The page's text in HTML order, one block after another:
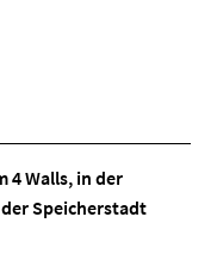
4 Walls, in der
der Speicherstadt